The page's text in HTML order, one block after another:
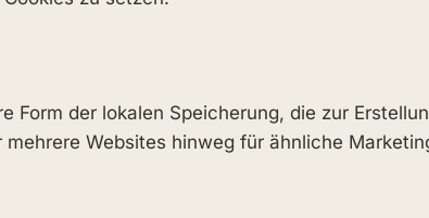
Form der lokalen Speicherung, die zur
Websites hinweg für ähnliche